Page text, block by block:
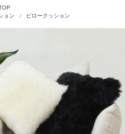
ョン
ピロークッション